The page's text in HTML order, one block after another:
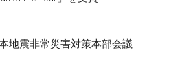
地震非常災害対策本部会議